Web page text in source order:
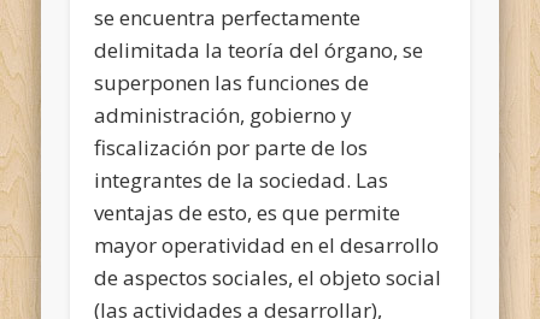
se encuentra perfectamente
delimitada la teoría del órgano, se
superponen las funciones de
administración, gobierno y
fiscalización por parte de los
integrantes de la sociedad. Las
ventajas de esto, es que permite
mayor operatividad en el desarrollo
de aspectos sociales, el objeto social
(las actividades a desarrollar),